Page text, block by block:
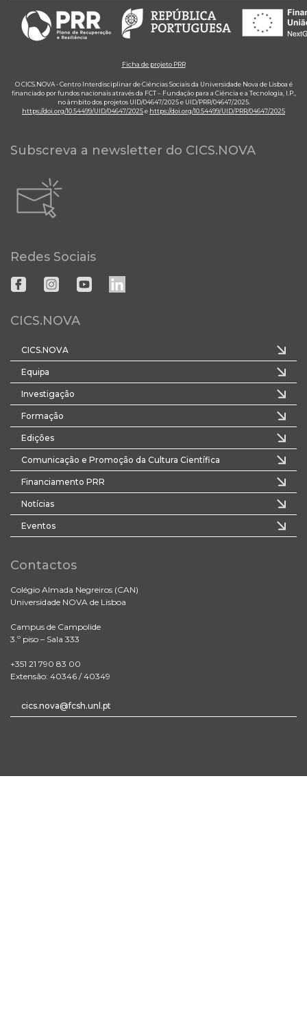
Ficha de projeto PRR
O CICS.NOVA - Centro Interdisciplinar de Ciências Sociais da Universidade Nova de Lisboa é
financiado por fundos nacionais através da FCT – Fundação para a Ciência e a Tecnologia, I.P.,
no âmbito dos projetos UID/04647/2025 e UID/PRR/04647/2025.
https://doi.org/10.54499/UID/04647/2025e https://doi.org/10.54499/UID/PRR/04647/2025
Subscreva a newsletter do CICS.NOVA
Redes Sociais
CICS.NOVA
CICS.NOVA
Equipa
Investigação
Formação
Edições
Comunicação e Promoção da Cultura Científica
Financiamento PRR
Notícias
Eventos
Contactos
Colégio Almada Negreiros (CAN)
Universidade NOVA de Lisboa
Campus de Campolide
3.º piso – Sala 333
+351 21 790 83 00
Extensão: 40346 / 40349
cics.nova@fcsh.unl.pt